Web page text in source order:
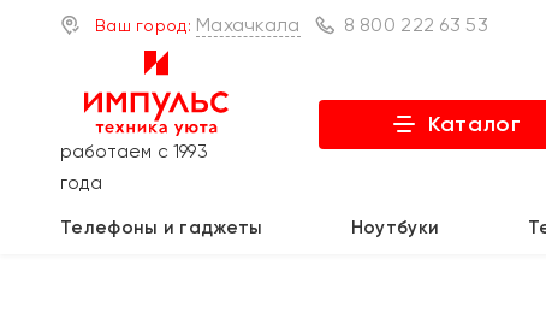
Ваш город: Махачкала 8 800 222 63 53
работаем с 1993
года
Каталог
Телефоны и гаджеты Ноутбуки